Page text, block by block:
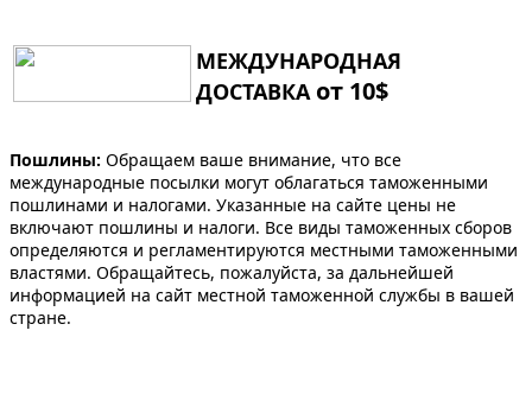
МЕЖДУНАРОДНАЯ
ДОСТАВКА от 10$
Пошлины: Обращаем ваше внимание, что все
международные посылки могут облагаться таможенными
пошлинами и налогами. Указанные на сайте цены не
включают пошлины и налоги. Все виды таможенных сборов
определяются и регламентируются местными таможенными
властями. Обращайтесь, пожалуйста, за дальнейшей
информацией на сайт местной таможенной службы в вашей
стране.